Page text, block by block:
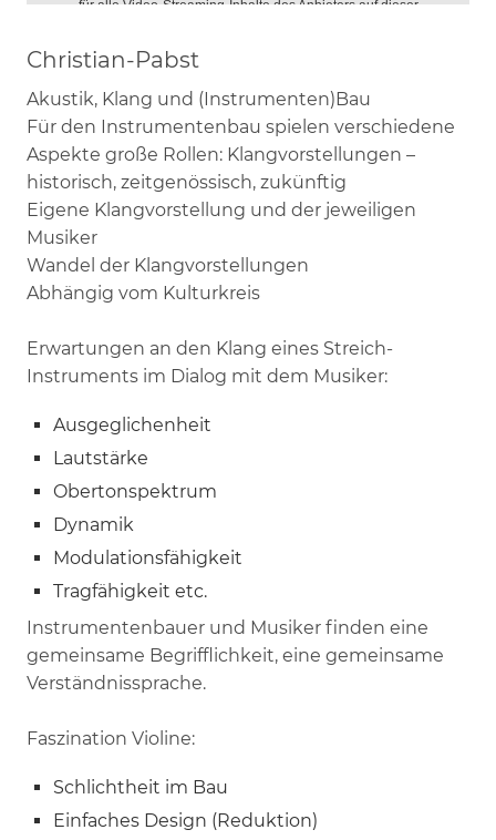
Christian-Pabst
Akustik, Klang und (Instrumenten)Bau
Für den Instrumentenbau spielen verschiedene
Aspekte große Rollen: Klangvorstellungen –
historisch, zeitgenössisch, zukünftig
Eigene Klangvorstellung und der jeweiligen
Musiker
Wandel der Klangvorstellungen
Abhängig vom Kulturkreis
Erwartungen an den Klang eines Streich-
Instruments im Dialog mit dem Musiker:
Ausgeglichenheit
Lautstärke
Obertonspektrum
Dynamik
Modulationsfähigkeit
Tragfähigkeit etc.
Instrumentenbauer und Musiker finden eine
gemeinsame Begrifflichkeit, eine gemeinsame
Verständnissprache.
Faszination Violine:
Schlichtheit im Bau
Einfaches Design (Reduktion)